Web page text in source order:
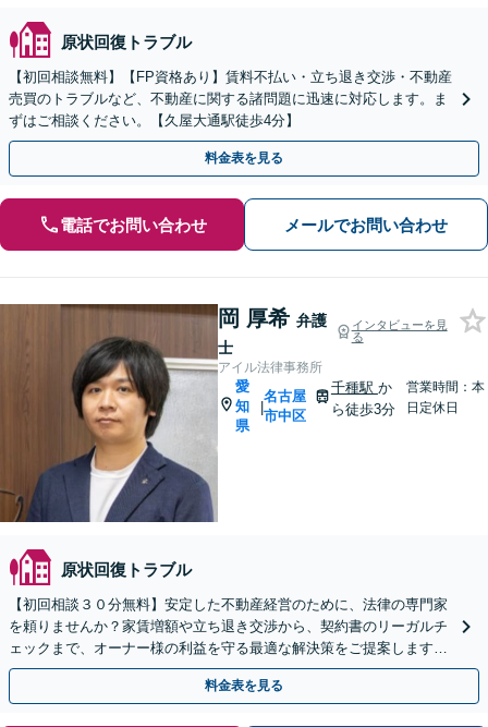
原状回復トラブル
【初回相談無料】【FP資格あり】賃料不払い・立ち退き交渉・不動産
売買のトラブルなど、不動産に関する諸問題に迅速に対応します。ま
ずはご相談ください。【久屋大通駅徒歩4分】
料金表を見る
電話でお問い合わせ メールでお問い合わせ
岡 厚希 弁護
士
インタビューを見
る
アイル法律事務所
愛
知
県
|
名古屋
市中区
千種駅 か
ら徒歩3分
営業時間：本
日定休日
原状回復トラブル
【初回相談３０分無料】安定した不動産経営のために、法律の専門家
を頼りませんか？家賃増額や立ち退き交渉から、契約書のリーガルチ
ェックまで、オーナー様の利益を守る最適な解決策をご提案します。
スポット対応や顧問契約などニーズに合わせて対応。
料金表を見る